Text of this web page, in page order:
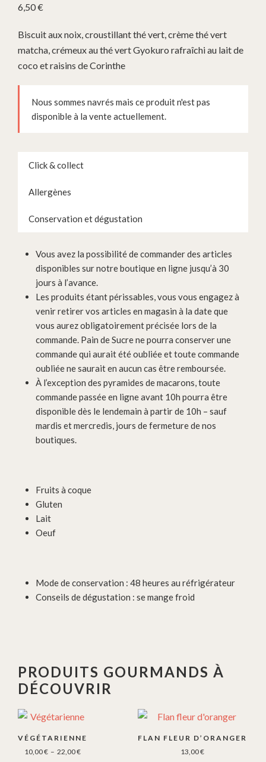
6,50€
Biscuit aux noix, croustillant thé vert, crème thé vert
matcha, crémeux au thé vert Gyokuro rafraîchi au lait de
coco et raisins de Corinthe
Nous sommes navrés mais ce produit n'est pas
disponible à la vente actuellement.
Click & collect
Allergènes
Conservation et dégustation
Vous avez la possibilité de commander des articles
disponibles sur notre boutique en ligne jusqu’à 30
jours à l’avance.
Les produits étant périssables, vous vous engagez à
venir retirer vos articles en magasin à la date que
vous aurez obligatoirement précisée lors de la
commande. Pain de Sucre ne pourra conserver une
commande qui aurait été oubliée et toute commande
oubliée ne saurait en aucun cas être remboursée.
À l’exception des pyramides de macarons, toute
commande passée en ligne avant 10h pourra être
disponible dès le lendemain à partir de 10h – sauf
mardis et mercredis, jours de fermeture de nos
boutiques.
Fruits à coque
Gluten
Lait
Oeuf
Mode de conservation : 48 heures au réfrigérateur
Conseils de dégustation : se mange froid
PRODUITS GOURMANDS À
DÉCOUVRIR
VÉGÉTARIENNE
10,00€ – 22,00€Plage
Ce
produit
FLAN FLEUR D’ORANGER
13,00€